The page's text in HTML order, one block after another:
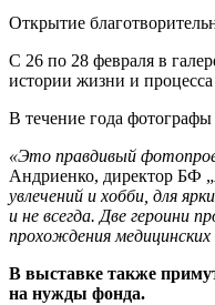
Открытие
С 26 по 28 февраля в
истории жизни и
В течение года
«Это правдивый
Андриенко, директор БФ
увлечений и хобби, для
и не всегда. Две героини
прохождения
В выставке также
на нужды фонда.